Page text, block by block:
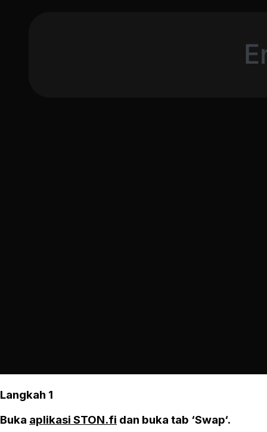
Langkah 1
Buka aplikasi STON.fi dan buka tab ‘Swap‘.